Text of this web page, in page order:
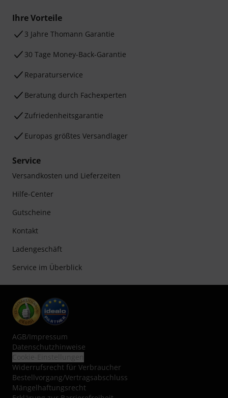
Ihre Vorteile
3 Jahre Thomann Garantie
30 Tage Money-Back-Garantie
Reparaturservice
Beratung durch Fachexperten
Zufriedenheitsgarantie
Europas größtes Versandlager
Service
Versandkosten und Lieferzeiten
Hilfe-Center
Gutscheine
Kontakt
Ladengeschäft
Service im Überblick
AGB/Impressum
Datenschutzhinweise
Widerrufsrecht für Verbraucher
Bestellvorgang/Vertragsabschluss
Mängelhaftungsrecht